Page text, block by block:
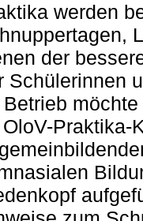
werden
der
Schülerinnen
Betrieb
OloV-Praktika-